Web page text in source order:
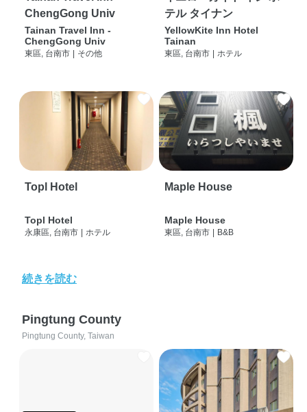
ChengGong Univ
Tainan Travel Inn -
ChengGong Univ
東區, 台南市 | その他
テル タイナン
YellowKite Inn Hotel
Tainan
東區, 台南市 | ホテル
Topl Hotel
Topl Hotel
永康區, 台南市 | ホテル
Maple House
Maple House
東區, 台南市 | B&B
続きを読む
Pingtung County
Pingtung County, Taiwan